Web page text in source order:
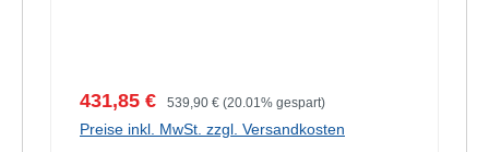
Verkaufspreis:
431,85 € Regulärer Preis:
539,90 € (20.01% gespart)
Preise inkl. MwSt. zzgl. Versandkosten